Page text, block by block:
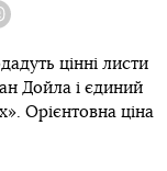
цінні листи
Дойла і єдиний
Орієнтовна ціна